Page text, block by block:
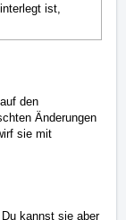
ist,
den
Änderungen
sie mit
kannst sie aber